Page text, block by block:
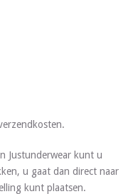
Justunderwear kunt u
u gaat dan direct naar
kunt plaatsen.